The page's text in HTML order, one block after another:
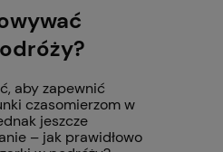
aby zapewnić
czasomierzom w
jeszcze
– jak prawidłowo